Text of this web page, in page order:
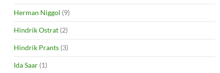
Herman Niggol (9)
Hindrik Ostrat (2)
Hindrik Prants (3)
Ida Saar (1)